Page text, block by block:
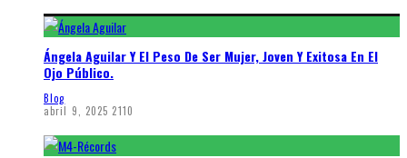
Ángela Aguilar Y El Peso De Ser Mujer, Joven Y Exitosa En El
Ojo Público.
Blog
abril 9, 2025 2110